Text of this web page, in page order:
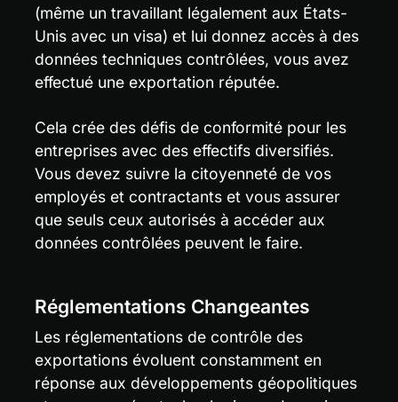
(même un travaillant légalement aux États-
Unis avec un visa) et lui donnez accès à des
données techniques contrôlées, vous avez
effectué une exportation réputée.
Cela crée des défis de conformité pour les
entreprises avec des effectifs diversifiés.
Vous devez suivre la citoyenneté de vos
employés et contractants et vous assurer
que seuls ceux autorisés à accéder aux
données contrôlées peuvent le faire.
Réglementations Changeantes
Les réglementations de contrôle des
exportations évoluent constamment en
réponse aux développements géopolitiques